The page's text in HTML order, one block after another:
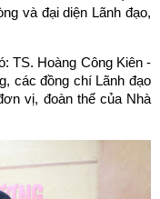
và đại diện Lãnh đạo,
TS. Hoàng Công Kiên -
các đồng chí Lãnh đạo
vị, đoàn thể của Nhà